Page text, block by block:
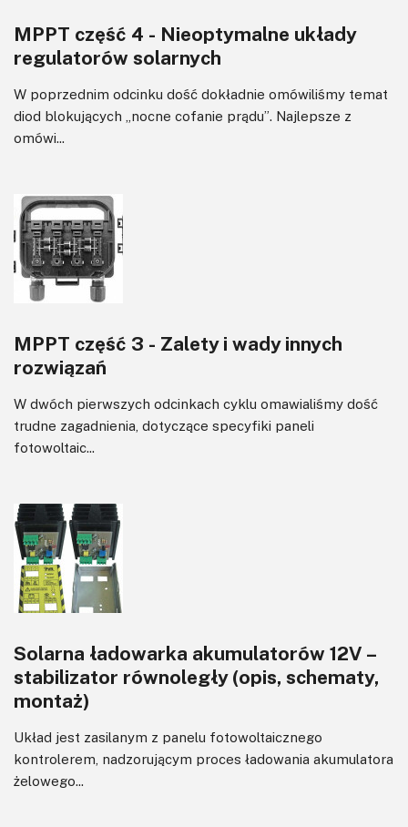
MPPT część 4 - Nieoptymalne układy
regulatorów solarnych
W poprzednim odcinku dość dokładnie omówiliśmy temat
diod blokujących „nocne cofanie prądu”. Najlepsze z
omówi...
MPPT część 3 - Zalety i wady innych
rozwiązań
W dwóch pierwszych odcinkach cyklu omawialiśmy dość
trudne zagadnienia, dotyczące specyfiki paneli
fotowoltaic...
Solarna ładowarka akumulatorów 12V –
stabilizator równoległy (opis, schematy,
montaż)
Układ jest zasilanym z panelu fotowoltaicznego
kontrolerem, nadzorującym proces ładowania akumulatora
żelowego...